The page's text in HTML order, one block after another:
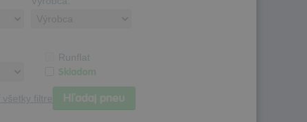
Runflat
Skladom
všetky filtre Hľadaj pneu